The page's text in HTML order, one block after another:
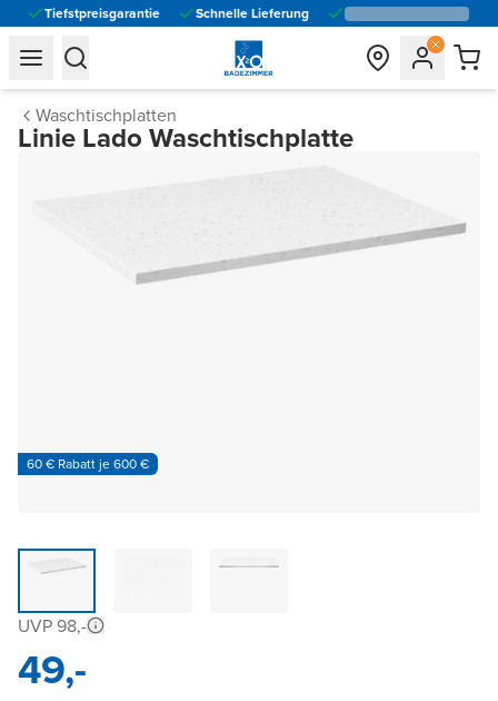
Tiefstpreisgarantie Schnelle Lieferung
general.navigation.toggle_menu.label
general.navigation.toggle_menu.label
Waschtischplatten
Linie Lado Waschtischplatte
60 € Rabatt je 600 €
UVP 98,-
49,-